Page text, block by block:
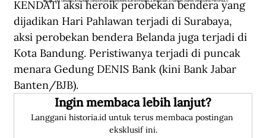
Eks Gedung DENIS Bank yang kini jadi gedung Bank BJB di simpang Jl. Braga dan Jl. Naripan. (Randy Wirayudha/Historia.ID).
KENDATI aksi heroik perobekan bendera yang
dijadikan Hari Pahlawan terjadi di Surabaya,
aksi perobekan bendera Belanda juga terjadi di
Kota Bandung. Peristiwanya terjadi di puncak
menara Gedung DENIS Bank (kini Bank Jabar
Banten/BJB).
Ingin membaca lebih lanjut?
Langgani historia.id untuk terus membaca postingan
eksklusif ini.